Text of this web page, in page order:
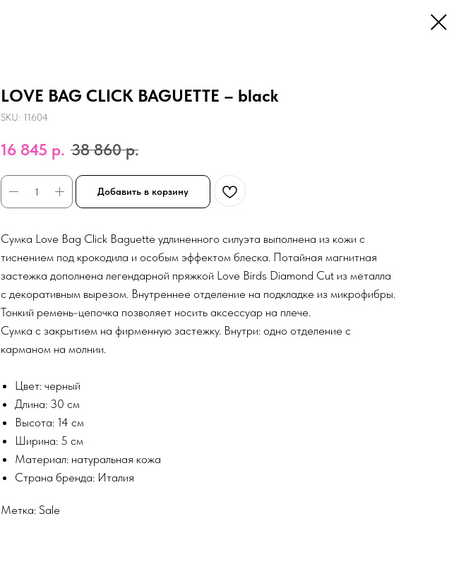
LOVE BAG CLICK BAGUETTE – black
SKU: 11604
16 845 р. 38 860 р.
Добавить в корзину
Сумка Love Bag Click Baguette удлиненного силуэта выполнена из кожи с
тиснением под крокодила и особым эффектом блеска. Потайная магнитная
застежка дополнена легендарной пряжкой Love Birds Diamond Cut из металла
с декоративным вырезом. Внутреннее отделение на подкладке из микрофибры.
Тонкий ремень-цепочка позволяет носить аксессуар на плече.
Сумка с закрытием на фирменную застежку. Внутри: одно отделение с
карманом на молнии.
Цвет: черный
Длина: 30 см
Высота: 14 см
Ширина: 5 см
Материал: натуральная кожа
Страна бренда: Италия
Метка: Sale